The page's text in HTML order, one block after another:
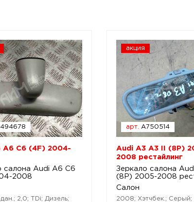
A6 C6 (4F) 2004-
салона Audi A6 C6
2008
2,0; TDi; Дизель;
акция
арт. A750514
Audi A3 A3 II (8P)
2008 рестайлинг
Зеркало салона
(8P) 2005-2008
Салон
2008; Хэтчбек.; Серый;